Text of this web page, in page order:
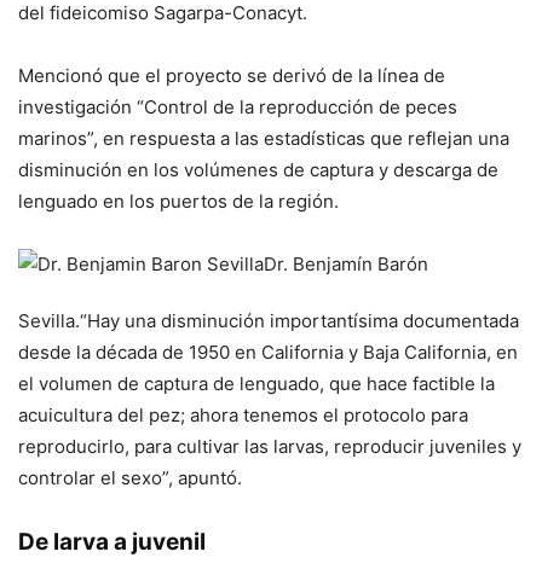
del fideicomiso Sagarpa-Conacyt.
Mencionó que el proyecto se derivó de la línea de
investigación “Control de la reproducción de peces
marinos”, en respuesta a las estadísticas que reflejan una
disminución en los volúmenes de captura y descarga de
lenguado en los puertos de la región.
Dr. Benjamín Barón
Sevilla.“Hay una disminución importantísima documentada
desde la década de 1950 en California y Baja California, en
el volumen de captura de lenguado, que hace factible la
acuicultura del pez; ahora tenemos el protocolo para
reproducirlo, para cultivar las larvas, reproducir juveniles y
controlar el sexo”, apuntó.
De larva a juvenil